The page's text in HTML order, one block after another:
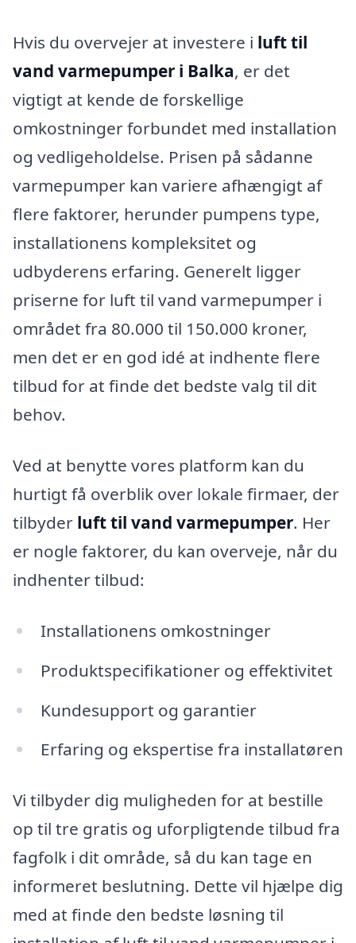
Hvis du overvejer at investere i luft til
vand varmepumper i Balka, er det
vigtigt at kende de forskellige
omkostninger forbundet med installation
og vedligeholdelse. Prisen på sådanne
varmepumper kan variere afhængigt af
flere faktorer, herunder pumpens type,
installationens kompleksitet og
udbyderens erfaring. Generelt ligger
priserne for luft til vand varmepumper i
området fra 80.000 til 150.000 kroner,
men det er en god idé at indhente flere
tilbud for at finde det bedste valg til dit
behov.
Ved at benytte vores platform kan du
hurtigt få overblik over lokale firmaer, der
tilbyder luft til vand varmepumper. Her
er nogle faktorer, du kan overveje, når du
indhenter tilbud:
Installationens omkostninger
Produktspecifikationer og effektivitet
Kundesupport og garantier
Erfaring og ekspertise fra installatøren
Vi tilbyder dig muligheden for at bestille
op til tre gratis og uforpligtende tilbud fra
fagfolk i dit område, så du kan tage en
informeret beslutning. Dette vil hjælpe dig
med at finde den bedste løsning til